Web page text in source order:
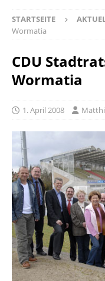
STARTSEITE
Wormatia
CDU
Wormatia
1. April 2008